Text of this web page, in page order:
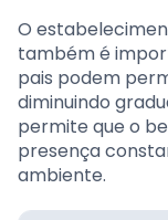
O
também é
pais podem
diminuindo
permite que o
presença
ambiente.